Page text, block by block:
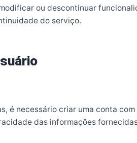
ou descontinuar
do serviço.
é necessário criar uma conta
das informações